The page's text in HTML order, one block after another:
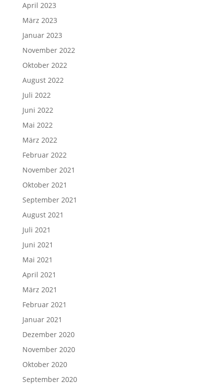
April 2023
März 2023
Januar 2023
November 2022
Oktober 2022
August 2022
Juli 2022
Juni 2022
Mai 2022
März 2022
Februar 2022
November 2021
Oktober 2021
September 2021
August 2021
Juli 2021
Juni 2021
Mai 2021
April 2021
März 2021
Februar 2021
Januar 2021
Dezember 2020
November 2020
Oktober 2020
September 2020